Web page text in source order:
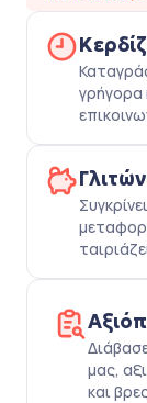
γρήγορα
μας,
και